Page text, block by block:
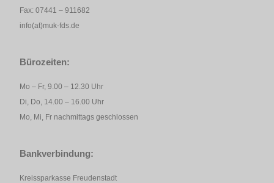
Fax: 07441 – 911682
info(at)muk-fds.de
Bürozeiten:
Mo – Fr, 9.00 – 12.30 Uhr
Di, Do, 14.00 – 16.00 Uhr
Mo, Mi, Fr nachmittags geschlossen
Bankverbindung:
Kreissparkasse Freudenstadt